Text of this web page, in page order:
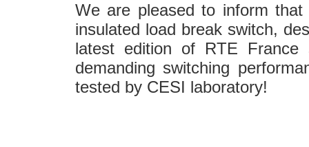
We are pleased to inform
insulated load break switch,
latest edition of RTE France
demanding switching
tested by CESI laboratory!